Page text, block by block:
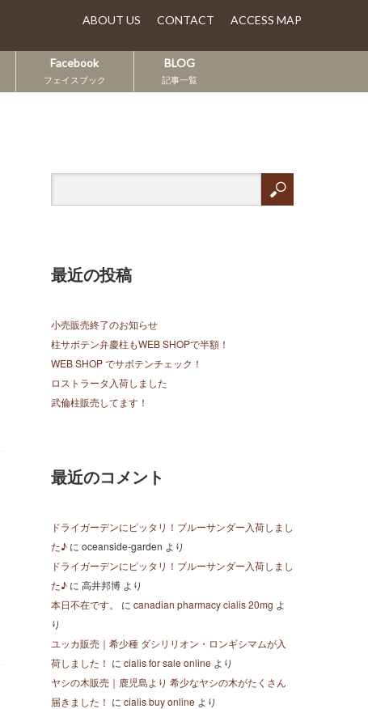
ABOUT US CONTACT ACCESS MAP
Facebook
フェイスブック
BLOG
記事一覧
最近の投稿
小売販売終了のお知らせ
柱サボテン弁慶柱もWEB SHOPで半額！
WEB SHOP でサボテンチェック！
ロストラータ入荷しました
武倫柱販売してます！
最近のコメント
ドライガーデンにピッタリ！ブルーサンダー入荷しまし
た♪ に oceanside-garden より
ドライガーデンにピッタリ！ブルーサンダー入荷しまし
た♪ に 高井邦博 より
本日不在です。
に canadian pharmacy cialis 20mg よ
り
ユッカ販売｜希少種 ダシリリオン・ロンギシマムが入
荷しました！ に cialis for sale online より
ヤシの木販売｜鹿児島より 希少なヤシの木がたくさん
届きました！ に cialis buy online より